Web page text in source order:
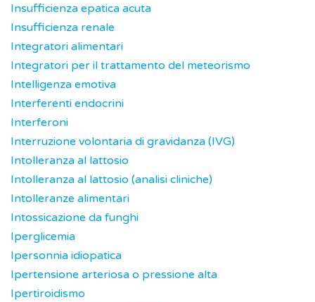
Insufficienza epatica acuta
Insufficienza renale
Integratori alimentari
Integratori per il trattamento del meteorismo
Intelligenza emotiva
Interferenti endocrini
Interferoni
Interruzione volontaria di gravidanza (IVG)
Intolleranza al lattosio
Intolleranza al lattosio (analisi cliniche)
Intolleranze alimentari
Intossicazione da funghi
Iperglicemia
Ipersonnia idiopatica
Ipertensione arteriosa o pressione alta
Ipertiroidismo